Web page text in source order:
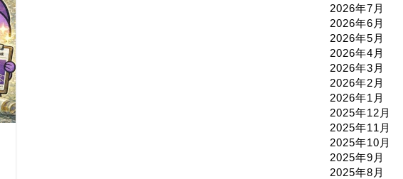
2026年7月
2026年6月
2026年5月
2026年4月
2026年3月
2026年2月
2026年1月
2025年12月
2025年11月
2025年10月
2025年9月
2025年8月